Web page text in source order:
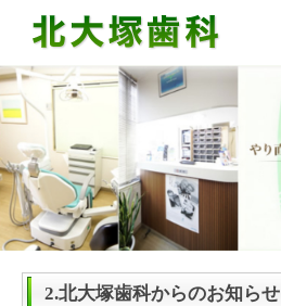
2.北大塚歯科からのお知らせ